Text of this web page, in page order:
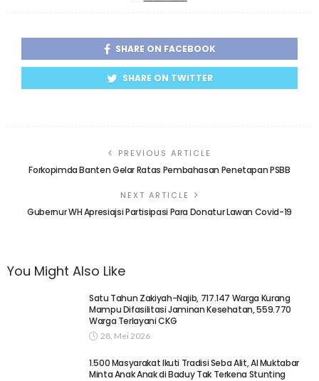
SHARE ON FACEBOOK
SHARE ON TWITTER
PREVIOUS ARTICLE
Forkopimda Banten Gelar Ratas Pembahasan Penetapan PSBB
NEXT ARTICLE
Gubernur WH Apresiajsi Partisipasi Para Donatur Lawan Covid-19
You Might Also Like
Satu Tahun Zakiyah-Najib, 717.147 Warga Kurang
Mampu Difasilitasi Jaminan Kesehatan, 559.770
Warga Terlayani CKG
28, Mei 2026
1.500 Masyarakat Ikuti Tradisi Seba Alit, Al Muktabar
Minta Anak Anak di Baduy Tak Terkena Stunting